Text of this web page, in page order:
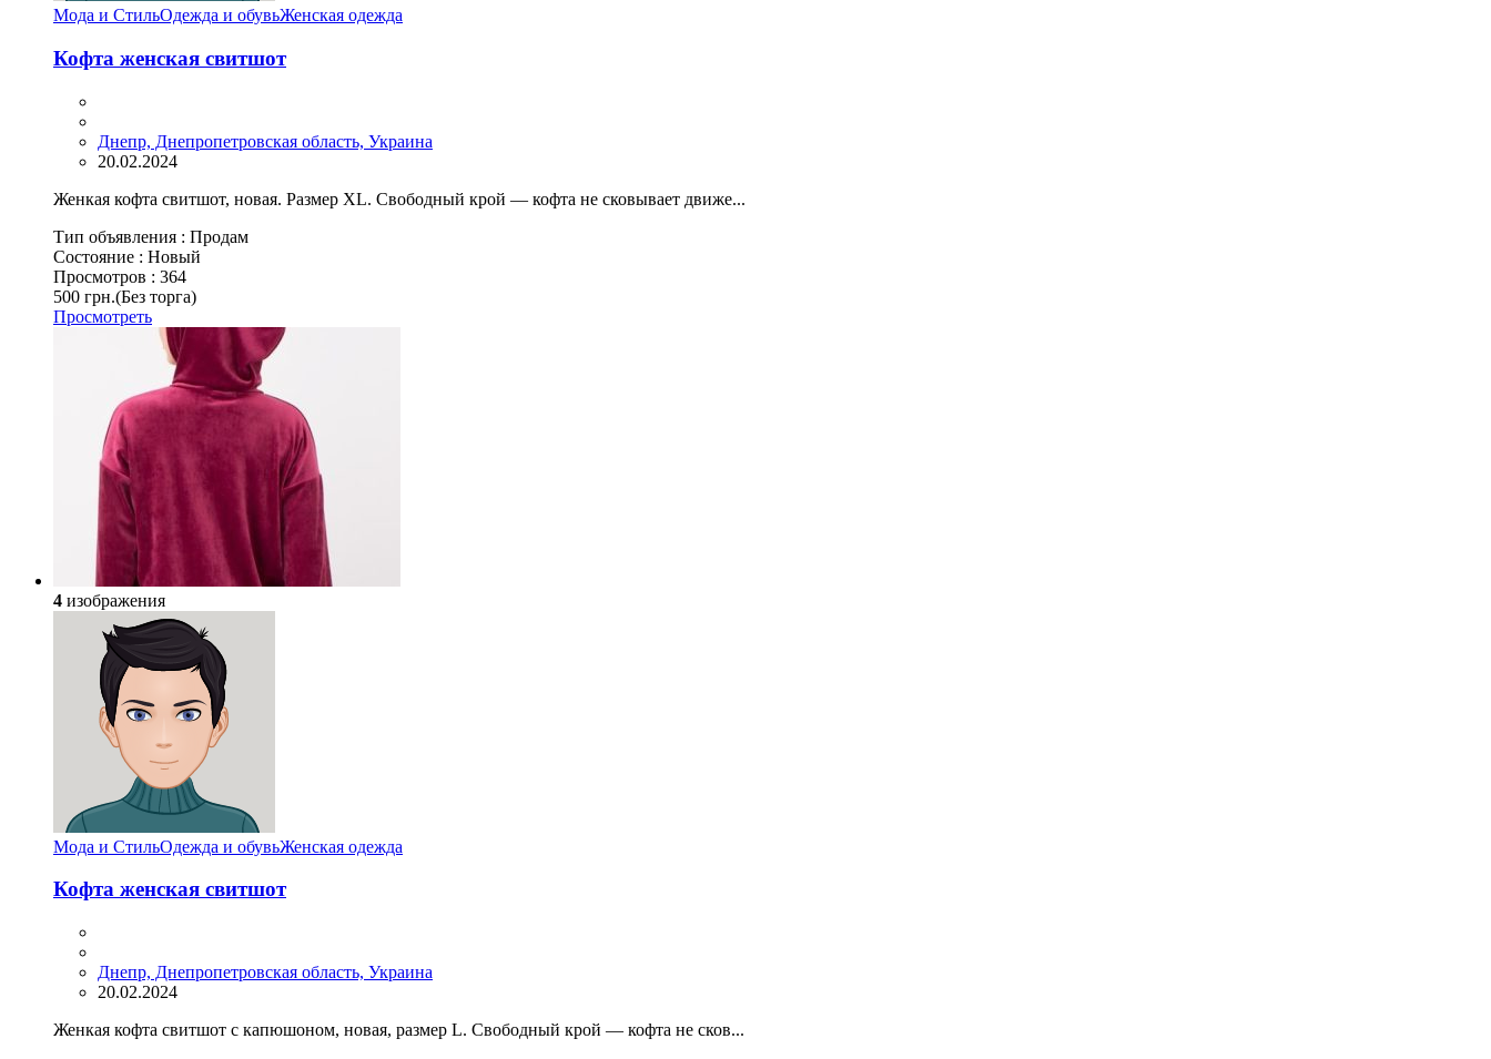
Мода и СтильОдежда и обувьЖенская одежда
Кофта женская свитшот
Днепр, Днепропетровская область, Украина
20.02.2024
Женкая кофта свитшот, новая. Размер XL. Свободный крой — кофта не сковывает движе...
Тип объявления : Продам
Состояние : Новый
Просмотров : 364
500 грн.(Без торга)
Просмотреть
4 изображения
Мода и СтильОдежда и обувьЖенская одежда
Кофта женская свитшот
Днепр, Днепропетровская область, Украина
20.02.2024
Женкая кофта свитшот с капюшоном, новая, размер L. Свободный крой — кофта не сков...